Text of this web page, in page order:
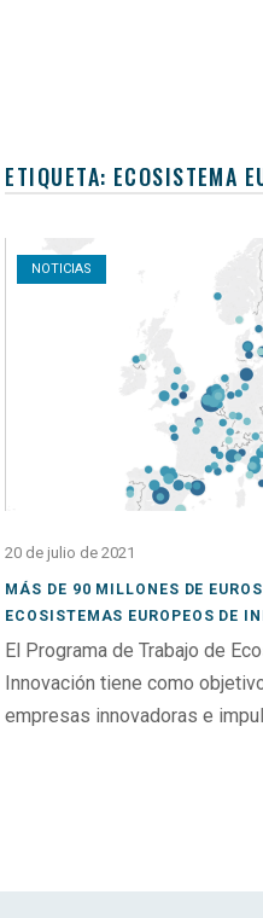
ETIQUETA: ECOSISTEMA
NOTICIAS
Open post
20 de julio de 2021
MÁS DE 90 MILLONES DE
ECOSISTEMAS EUROPEOS DE
El Programa de Trabajo de
Innovación tiene como
empresas innovadoras e